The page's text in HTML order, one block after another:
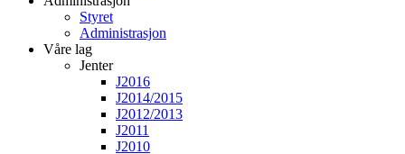
Styret
Administrasjon
Våre lag
Jenter
J2016
J2014/2015
J2012/2013
J2011
J2010